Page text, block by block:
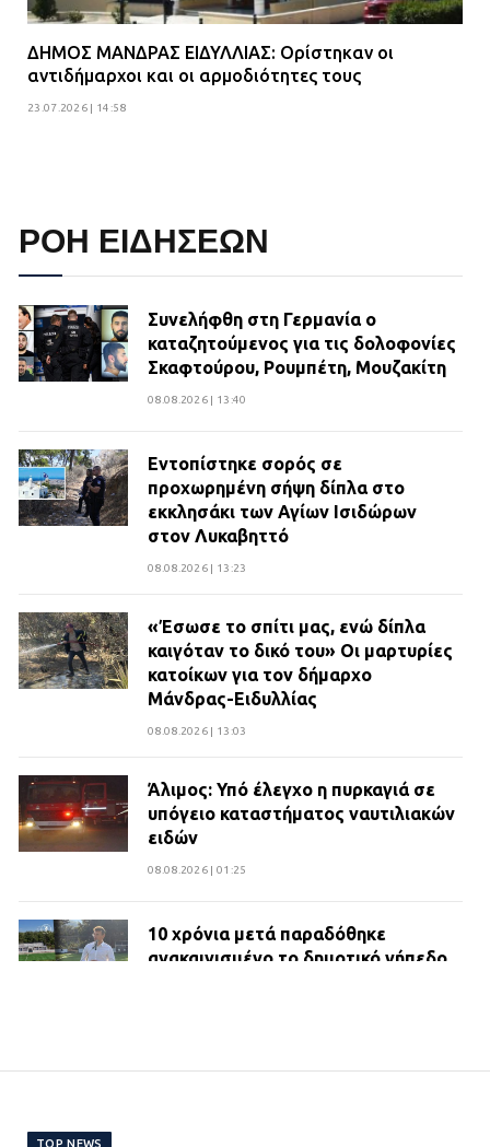
ΔΗΜΟΣ ΜΑΝΔΡΑΣ ΕΙΔΥΛΛΙΑΣ: Ορίστηκαν οι
αντιδήμαρχοι και οι αρμοδιότητες τους
23.07.2026 | 14:58
ΡΟΗ ΕΙΔΗΣΕΩΝ
Συνελήφθη στη Γερμανία ο
καταζητούμενος για τις δολοφονίες
Σκαφτούρου, Ρουμπέτη, Μουζακίτη
08.08.2026 | 13:40
Εντοπίστηκε σορός σε
προχωρημένη σήψη δίπλα στο
εκκλησάκι των Αγίων Ισιδώρων
στον Λυκαβηττό
08.08.2026 | 13:23
«Έσωσε το σπίτι μας, ενώ δίπλα
καιγόταν το δικό του» Οι μαρτυρίες
κατοίκων για τον δήμαρχο
Μάνδρας-Ειδυλλίας
08.08.2026 | 13:03
Άλιμος: Υπό έλεγχο η πυρκαγιά σε
υπόγειο καταστήματος ναυτιλιακών
ειδών
08.08.2026 | 01:25
10 χρόνια μετά παραδόθηκε
ανακαινισμένο το δημοτικό γήπεδο
ΔΗΜΟΣ ΜΑΝΔΡΑΣ ΕΙΔΥΛΛΙΑΣ:
TOP NEWS